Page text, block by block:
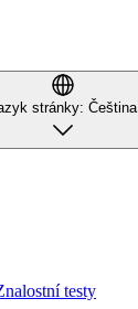
stránky: Čeština
testy